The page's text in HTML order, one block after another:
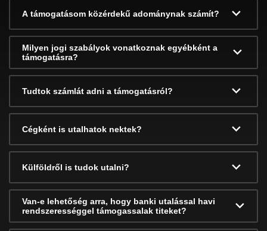
A támogatásom közérdekű adománynak számít?
Milyen jogi szabályok vonatkoznak egyébként a
támogatásra?
Tudtok számlát adni a támogatásról?
Cégként is utalhatok nektek?
Külföldről is tudok utalni?
Van-e lehetőség arra, hogy banki utalással havi
rendszerességgel támogassalak titeket?